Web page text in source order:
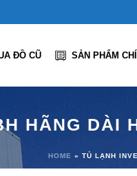
ĐỒ CŨ SẢN PHẨM
HÃNG DÀI
HOME » TỦ LẠNH